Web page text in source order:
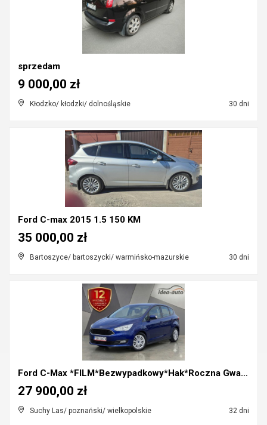
sprzedam
Kłodzko/ kłodzki/ dolnośląskie 30 dni
9 000,00 zł
Ford C-max 2015 1.5 150 KM
Bartoszyce/ bartoszycki/ warmińsko-mazurskie 30 dni
35 000,00 zł
Ford C-Max *FILM*Bezwypadkowy*Hak*Roczna Gwarancja...
Suchy Las/ poznański/ wielkopolskie 32 dni
27 900,00 zł